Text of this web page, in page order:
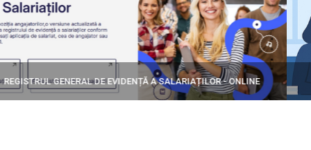
RELAȚII DE MUNCĂ